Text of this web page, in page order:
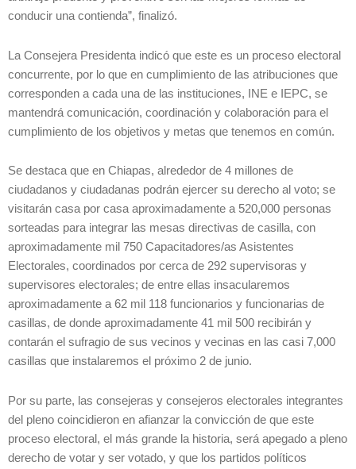
conducir una contienda”, finalizó.
La Consejera Presidenta indicó que este es un proceso electoral
concurrente, por lo que en cumplimiento de las atribuciones que
corresponden a cada una de las instituciones, INE e IEPC, se
mantendrá comunicación, coordinación y colaboración para el
cumplimiento de los objetivos y metas que tenemos en común.
Se destaca que en Chiapas, alrededor de 4 millones de
ciudadanos y ciudadanas podrán ejercer su derecho al voto; se
visitarán casa por casa aproximadamente a 520,000 personas
sorteadas para integrar las mesas directivas de casilla, con
aproximadamente mil 750 Capacitadores/as Asistentes
Electorales, coordinados por cerca de 292 supervisoras y
supervisores electorales; de entre ellas insacularemos
aproximadamente a 62 mil 118 funcionarios y funcionarias de
casillas, de donde aproximadamente 41 mil 500 recibirán y
contarán el sufragio de sus vecinos y vecinas en las casi 7,000
casillas que instalaremos el próximo 2 de junio.
Por su parte, las consejeras y consejeros electorales integrantes
del pleno coincidieron en afianzar la convicción de que este
proceso electoral, el más grande la historia, será apegado a pleno
derecho de votar y ser votado, y que los partidos políticos